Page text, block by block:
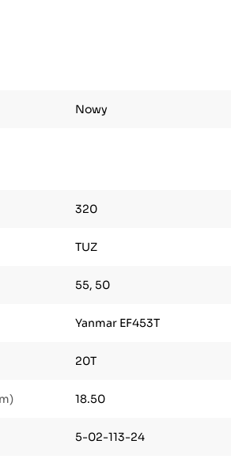
Nowy
320
TUZ
55, 50
Yanmar EF453T
20T
18.50
5-02-113-24